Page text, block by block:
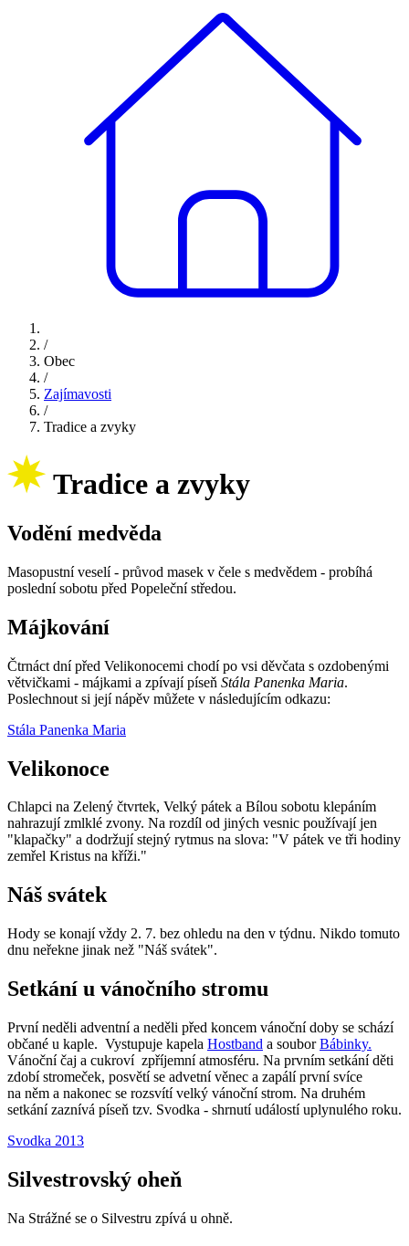
/
Obec
/
Zajímavosti
/
Tradice a zvyky
Tradice a zvyky
Vodění medvěda
Masopustní veselí - průvod masek v čele s medvědem - probíhá
poslední sobotu před Popeleční středou.
Májkování
Čtrnáct dní před Velikonocemi chodí po vsi děvčata s ozdobenými
větvičkami - májkami a zpívají píseň Stála Panenka Maria.
Poslechnout si její nápěv můžete v následujícím odkazu:
Stála Panenka Maria
Velikonoce
Chlapci na Zelený čtvrtek, Velký pátek a Bílou sobotu klepáním
nahrazují zmlklé zvony. Na rozdíl od jiných vesnic používají jen
"klapačky" a dodržují stejný rytmus na slova: "V pátek ve tři hodiny
zemřel Kristus na kříži."
Náš svátek
Hody se konají vždy 2. 7. bez ohledu na den v týdnu. Nikdo tomuto
dnu neřekne jinak než "Náš svátek".
Setkání u vánočního stromu
První neděli adventní a neděli před koncem vánoční doby se schází
občané u kaple. Vystupuje kapela Hostband a souborBábinky.
Vánoční čaj a cukroví zpříjemní atmosféru. Na prvním setkání děti
zdobí stromeček, posvětí se advetní věnec a zapálí první svíce
na něm a nakonec se rozsvítí velký vánoční strom. Na druhém
setkání zaznívá píseň tzv. Svodka - shrnutí událostí uplynulého roku.
Svodka 2013
Silvestrovský oheň
Na Strážné se o Silvestru zpívá u ohně.